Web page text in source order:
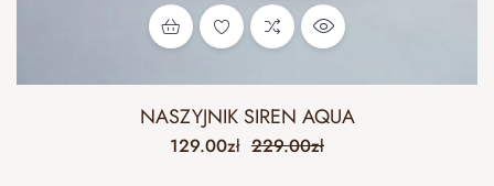
NASZYJNIK SIREN AQUA
229.00zł
129.00zł